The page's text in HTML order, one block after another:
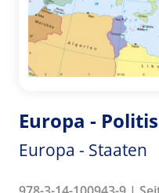
Europa -
Europa - Staaten